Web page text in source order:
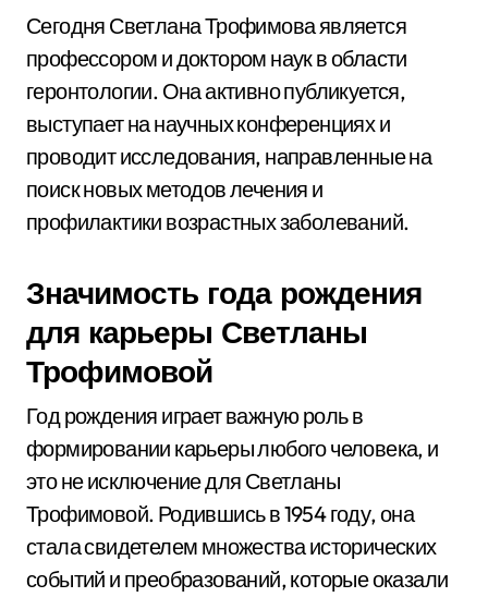
Сегодня Светлана Трофимова является
профессором и доктором наук в области
геронтологии. Она активно публикуется,
выступает на научных конференциях и
проводит исследования, направленные на
поиск новых методов лечения и
профилактики возрастных заболеваний.
Значимость года рождения
для карьеры Светланы
Трофимовой
Год рождения играет важную роль в
формировании карьеры любого человека, и
это не исключение для Светланы
Трофимовой. Родившись в 1954 году, она
стала свидетелем множества исторических
событий и преобразований, которые оказали